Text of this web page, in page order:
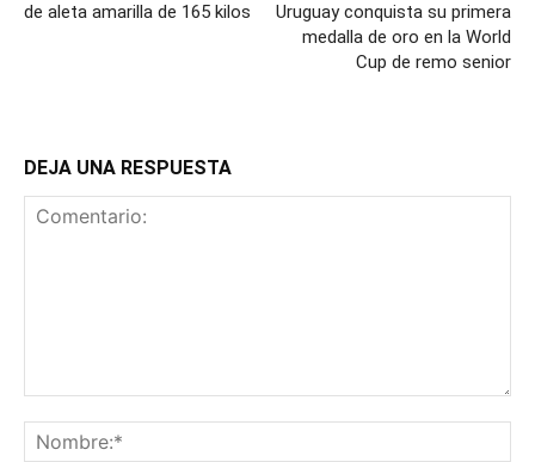
de aleta amarilla de 165 kilos
Uruguay conquista su primera
medalla de oro en la World
Cup de remo senior
DEJA UNA RESPUESTA